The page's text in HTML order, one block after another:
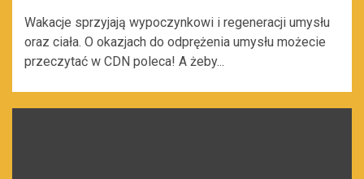
Wakacje sprzyjają wypoczynkowi i regeneracji umysłu
oraz ciała. O okazjach do odprężenia umysłu możecie
przeczytać w CDN poleca! A żeby...